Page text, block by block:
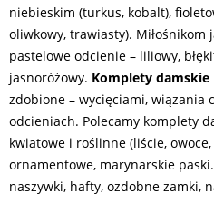
niebieskim (turkus, kobalt),
oliwkowy, trawiasty).
pastelowe odcienie – liliowy,
jasnoróżowy. Komplety damskie
zdobione – wycięciami, wiązania
odcieniach. Polecamy komplety
kwiatowe i roślinne (liście,
ornamentowe, marynarskie
naszywki, hafty, ozdobne zamki,